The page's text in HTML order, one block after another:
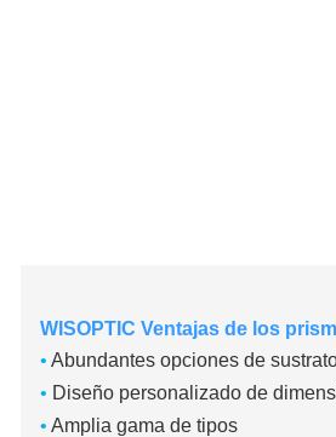
WISOPTIC Ventajas de los
• Abundantes opciones de
• Diseño personalizado de
• Amplia gama de tipos